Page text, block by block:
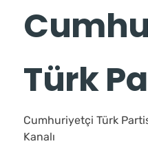
Türk
Cumhuriyetçi Türk
Kanalı